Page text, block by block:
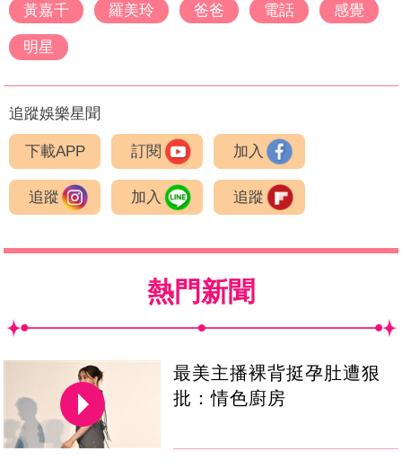
黃嘉千
羅美玲 爸爸 電話 感覺
明星
追蹤娛樂星聞
下載APP 訂閱 加入
追蹤 加入 追蹤
熱門新聞
最美主播裸背挺孕肚遭狠
批：情色廚房